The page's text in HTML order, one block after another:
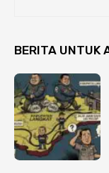
BERITA UNTUK